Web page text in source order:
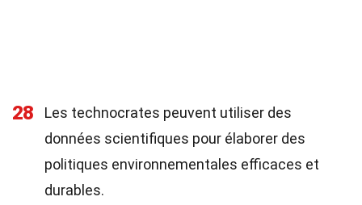
28
Les technocrates peuvent utiliser des
données scientifiques pour élaborer des
politiques environnementales efficaces et
durables.